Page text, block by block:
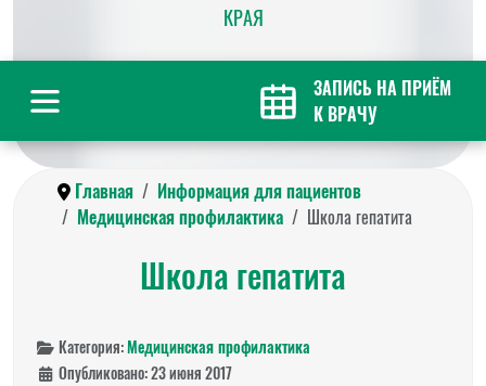
КРАЯ
ЗАПИСЬ НА ПРИЁМ
К ВРАЧУ
Главная
Информация для пациентов
Медицинская профилактика
Школа гепатита
Школа гепатита
Категория:Медицинская профилактика
Опубликовано: 23 июня 2017